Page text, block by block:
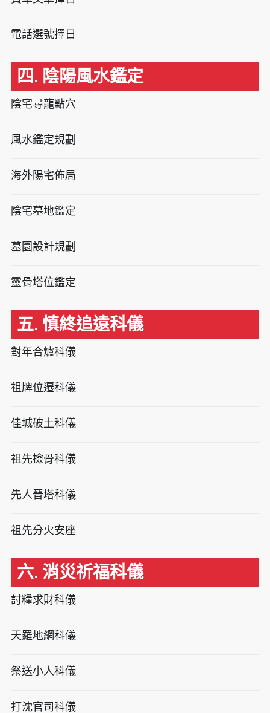
電話選號擇日
四. 陰陽風水鑑定
陰宅尋龍點穴
風水鑑定規劃
海外陽宅佈局
陰宅墓地鑑定
墓園設計規劃
靈骨塔位鑑定
五. 慎終追遠科儀
對年合爐科儀
祖牌位遷科儀
佳城破土科儀
祖先撿骨科儀
先人晉塔科儀
祖先分火安座
六. 消災祈福科儀
討糧求財科儀
天羅地網科儀
祭送小人科儀
打沈官司科儀